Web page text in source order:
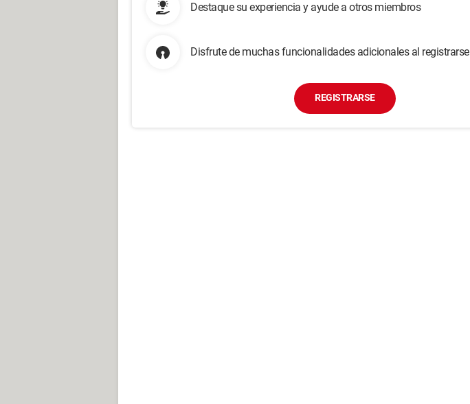
Destaque su experiencia y ayude a otros miembros
Disfrute de muchas funcionalidades adicionales al registrarse
REGISTRARSE